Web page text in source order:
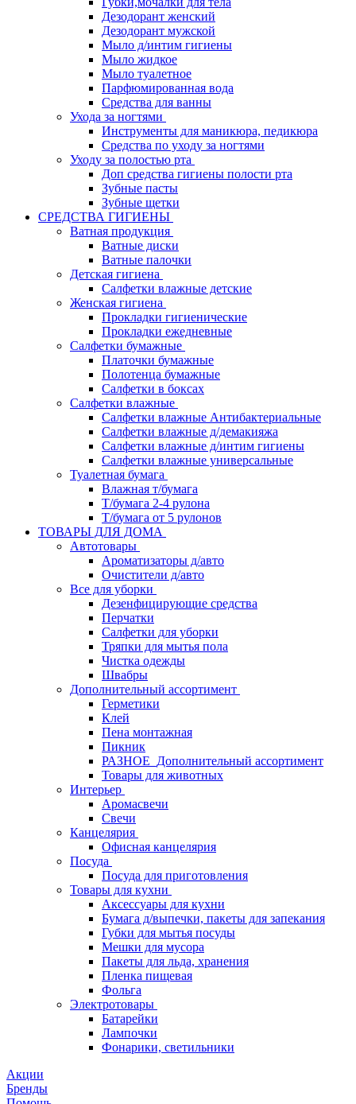
Дезодорант женский
Дезодорант мужской
Мыло д/интим гигиены
Мыло жидкое
Мыло туалетное
Парфюмированная вода
Средства для ванны
Ухода за ногтями
Инструменты для маникюра, педикюра
Средства по уходу за ногтями
Уходу за полостью рта
Доп средства гигиены полости рта
Зубные пасты
Зубные щетки
СРЕДСТВА ГИГИЕНЫ
Ватная продукция
Ватные диски
Ватные палочки
Детская гигиена
Салфетки влажные детские
Женская гигиена
Прокладки гигиенические
Прокладки ежедневные
Салфетки бумажные
Платочки бумажные
Полотенца бумажные
Салфетки в боксах
Салфетки влажные
Салфетки влажные Антибактериальные
Салфетки влажные д/демакияжа
Салфетки влажные д/интим гигиены
Салфетки влажные универсальные
Туалетная бумага
Влажная т/бумага
Т/бумага 2-4 рулона
Т/бумага от 5 рулонов
ТОВАРЫ ДЛЯ ДОМА
Автотовары
Ароматизаторы д/авто
Очистители д/авто
Все для уборки
Дезенфицирующие средства
Перчатки
Салфетки для уборки
Тряпки для мытья пола
Чистка одежды
Швабры
Дополнительный ассортимент
Герметики
Клей
Пена монтажная
Пикник
РАЗНОЕ_Дополнительный ассортимент
Товары для животных
Интерьер
Аромасвечи
Свечи
Канцелярия
Офисная канцелярия
Посуда
Посуда для приготовления
Товары для кухни
Аксессуары для кухни
Бумага д/выпечки, пакеты для запекания
Губки для мытья посуды
Мешки для мусора
Пакеты для льда, хранения
Пленка пищевая
Фольга
Электротовары
Батарейки
Лампочки
Фонарики, светильники
Акции
Бренды